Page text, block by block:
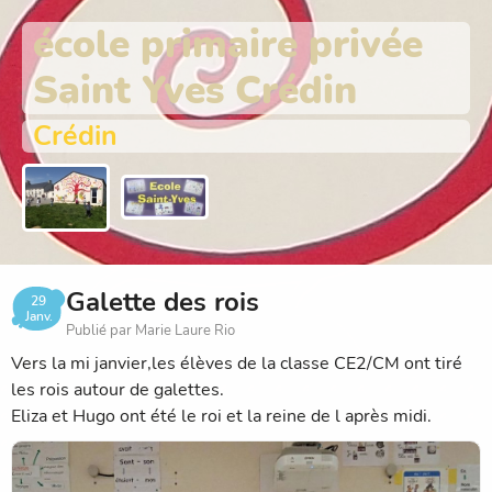
école primaire privée
Saint Yves Crédin
Crédin
29
Janv.
Galette des rois
Publié par Marie Laure Rio
Vers la mi janvier,les élèves de la classe CE2/CM ont tiré
les rois autour de galettes.
Eliza et Hugo ont été le roi et la reine de l après midi.